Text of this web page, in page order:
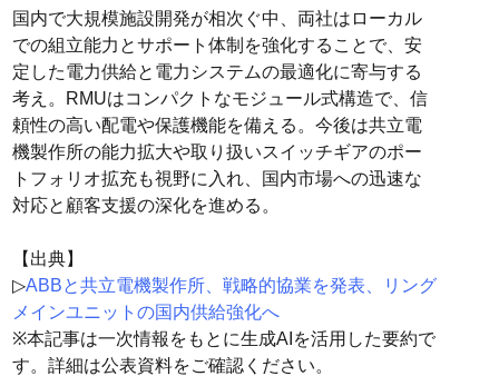
国内で大規模施設開発が相次ぐ中、両社はローカル
での組立能力とサポート体制を強化することで、安
定した電力供給と電力システムの最適化に寄与する
考え。RMUはコンパクトなモジュール式構造で、信
頼性の高い配電や保護機能を備える。今後は共立電
機製作所の能力拡大や取り扱いスイッチギアのポー
トフォリオ拡充も視野に入れ、国内市場への迅速な
対応と顧客支援の深化を進める。
【出典】
▷ABBと共立電機製作所、戦略的協業を発表、リング
メインユニットの国内供給強化へ
※本記事は一次情報をもとに生成AIを活用した要約で
す。詳細は公表資料をご確認ください。